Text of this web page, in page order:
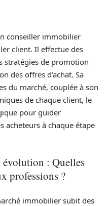
conseiller immobilier
client. Il effectue des
stratégies de promotion
des offres d’achat. Sa
du marché, couplée à son
de chaque client, le
pour guider
acheteurs à chaque étape
: Quelles
professions ?
immobilier subit des